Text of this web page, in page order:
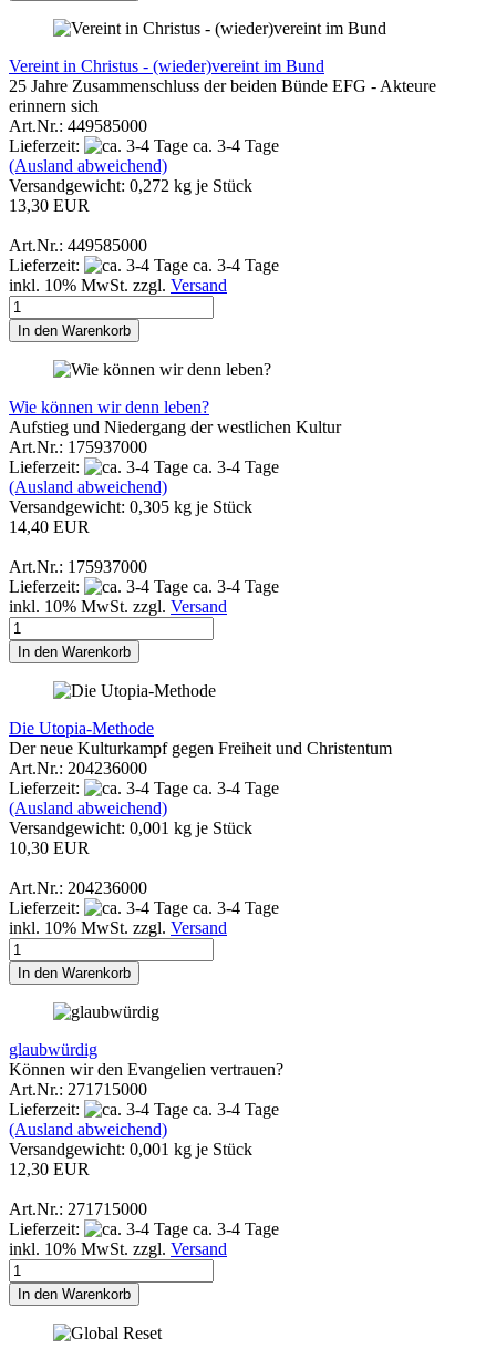
Vereint in Christus - (wieder)vereint im Bund
25 Jahre Zusammenschluss der beiden Bünde EFG - Akteure
erinnern sich
Art.Nr.: 449585000
Lieferzeit:
ca. 3-4 Tage
(Ausland abweichend)
Versandgewicht: 0,272 kg je Stück
13,30 EUR
Art.Nr.: 449585000
Lieferzeit:
ca. 3-4 Tage
inkl. 10% MwSt. zzgl. Versand
In den Warenkorb
Wie können wir denn leben?
Aufstieg und Niedergang der westlichen Kultur
Art.Nr.: 175937000
Lieferzeit:
ca. 3-4 Tage
(Ausland abweichend)
Versandgewicht: 0,305 kg je Stück
14,40 EUR
Art.Nr.: 175937000
Lieferzeit:
ca. 3-4 Tage
inkl. 10% MwSt. zzgl. Versand
In den Warenkorb
Die Utopia-Methode
Der neue Kulturkampf gegen Freiheit und Christentum
Art.Nr.: 204236000
Lieferzeit:
ca. 3-4 Tage
(Ausland abweichend)
Versandgewicht: 0,001 kg je Stück
10,30 EUR
Art.Nr.: 204236000
Lieferzeit:
ca. 3-4 Tage
inkl. 10% MwSt. zzgl. Versand
In den Warenkorb
glaubwürdig
Können wir den Evangelien vertrauen?
Art.Nr.: 271715000
Lieferzeit:
ca. 3-4 Tage
(Ausland abweichend)
Versandgewicht: 0,001 kg je Stück
12,30 EUR
Art.Nr.: 271715000
Lieferzeit:
ca. 3-4 Tage
inkl. 10% MwSt. zzgl. Versand
In den Warenkorb